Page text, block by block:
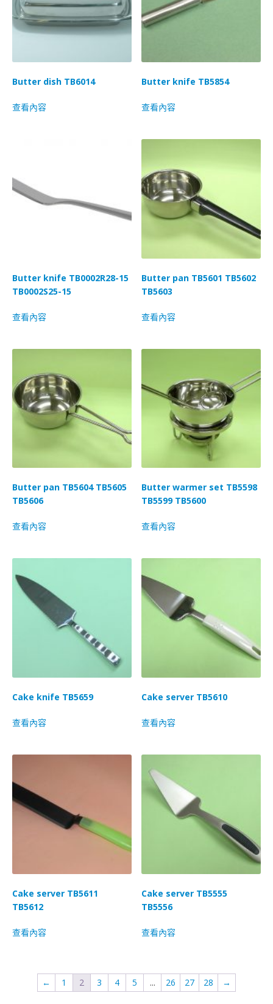
Butter dish TB6014
查看內容
Butter knife TB5854
查看內容
Butter knife TB0002R28-15
TB0002S25-15
查看內容
Butter pan TB5601 TB5602
TB5603
查看內容
Butter pan TB5604 TB5605
TB5606
查看內容
Butter warmer set TB5598
TB5599 TB5600
查看內容
Cake knife TB5659
查看內容
Cake server TB5610
查看內容
Cake server TB5611
TB5612
查看內容
Cake server TB5555
TB5556
查看內容
← 1 2 3 4 5 ... 26 27 28 →